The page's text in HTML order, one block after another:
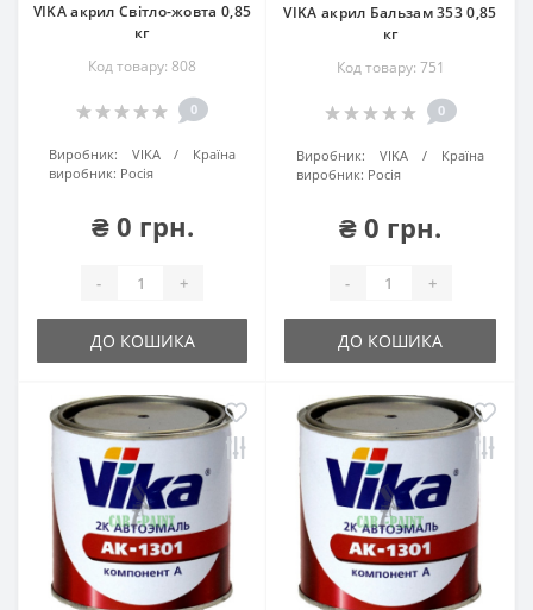
VIKA акрил Світло-жовта 0,85
кг
Код товару: 808
0
Виробник: VIKA
Країна
виробник: Росія
₴ 0 грн.
- +
ДО КОШИКА
VIKA акрил Бальзам 353 0,85
кг
Код товару: 751
0
Виробник: VIKA
Країна
виробник: Росія
₴ 0 грн.
- +
ДО КОШИКА